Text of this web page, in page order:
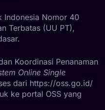
Indonesia Nomor 40
Terbatas (UU PT),
Koordinasi Penanaman
Online Single
dari https://oss.go.id/
ke portal OSS yang